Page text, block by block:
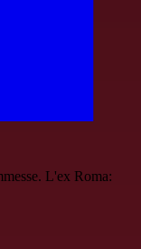
L'ex Roma: